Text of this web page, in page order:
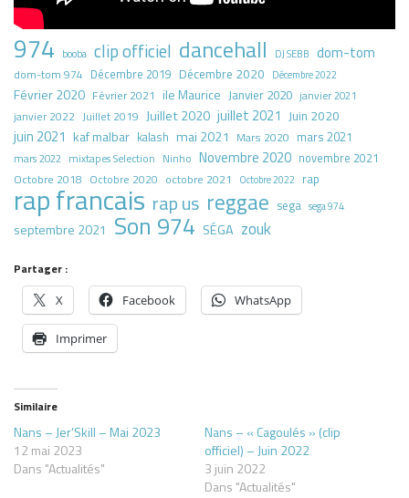
974 booba clip officiel dancehall DJ SEBB dom-tom
dom-tom 974 Décembre 2019 Décembre 2020 Décembre 2022
Février 2020 Février 2021 ile Maurice Janvier 2020 janvier 2021
janvier 2022 Juillet 2019 Juillet 2020 juillet 2021 Juin 2020
juin 2021 kaf malbar kalash mai 2021 Mars 2020 mars 2021
mars 2022 mixtapes Selection Ninho Novembre 2020 novembre 2021
Octobre 2018 Octobre 2020 octobre 2021 Octobre 2022 rap
rap francais rap us reggae sega sega 974
septembre 2021 Son 974 SÉGA zouk
Partager :
X Facebook WhatsApp
Imprimer
Similaire
Nans – Jer’Skill – Mai 2023
12 mai 2023
Dans "Actualités"
Nans – « Cagoulés » (clip
officiel) – Juin 2022
3 juin 2022
Dans "Actualités"